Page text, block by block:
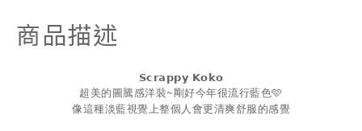
商品描述
𝗦𝗰𝗿𝗮𝗽𝗽𝘆 𝗞𝗼𝗸𝗼
超美的圖騰感洋裝~剛好今年很流行藍色🩵
像這種淡藍視覺上整個人會更清爽舒服的感覺